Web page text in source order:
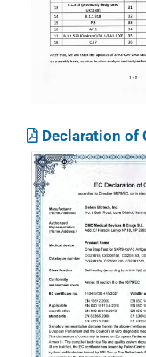
Declaration of